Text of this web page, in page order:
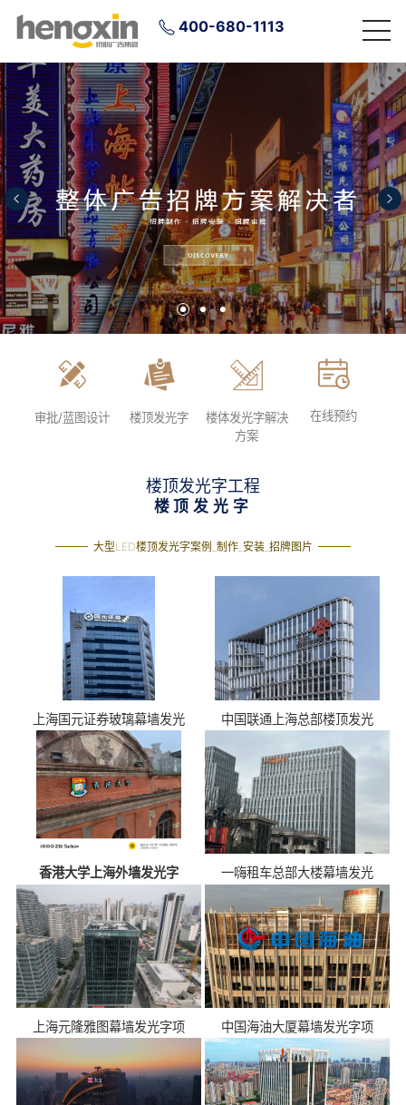
400-680-1113
审批/蓝图设计 楼顶发光字
楼体发光字解决
方案
在线预约
楼顶发光字工程
楼顶发光字
大型LED楼顶发光字案例_制作_安装_招牌图片
上海国元证券玻璃幕墙发光 中国联通上海总部楼顶发光
香港大学上海外墙发光字 一嗨租车总部大楼幕墙发光
上海元隆雅图幕墙发光字项 中国海油大厦幕墙发光字项